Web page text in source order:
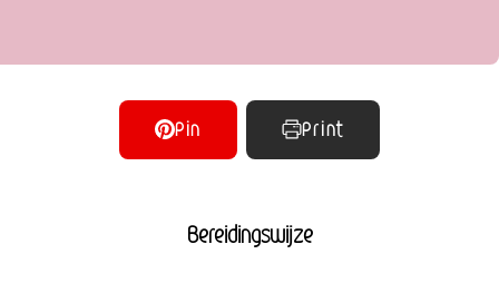
Pin Print
Bereidingswijze